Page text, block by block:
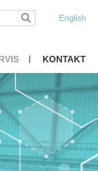
English
KONTAKT